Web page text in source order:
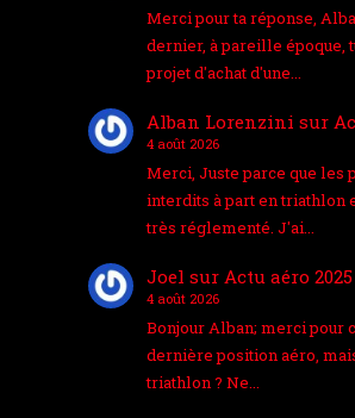
Merci pour ta réponse,
dernier, à pareille époque,
projet d'achat d'une…
Alban Lorenzini sur
4 août 2026
Merci, Juste parce que les
interdits à part en triathlon
très réglementé. J'ai…
Joel sur Actu aéro
4 août 2026
Bonjour Alban; merci pour
dernière position aéro,
triathlon ? Ne…